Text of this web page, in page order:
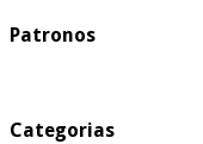
Patronos
Categorias